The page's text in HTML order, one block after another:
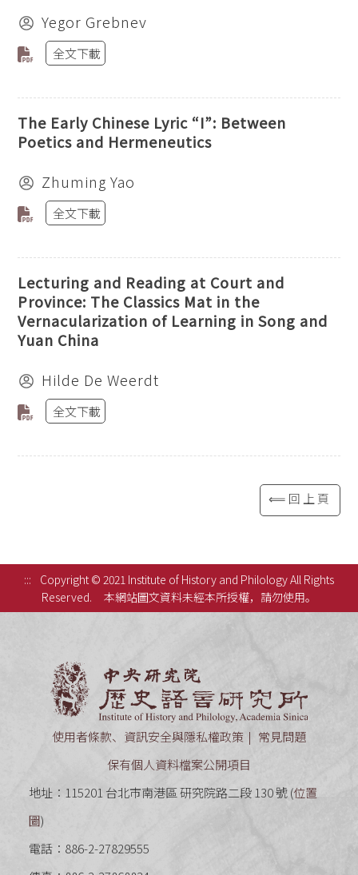
Yegor Grebnev
全文下載
The Early Chinese Lyric “I”: Between
Poetics and Hermeneutics
Zhuming Yao
全文下載
Lecturing and Reading at Court and
Province: The Classics Mat in the
Vernacularization of Learning in Song and
Yuan China
Hilde De Weerdt
全文下載
⟸回上頁
:::
Copyright © 2021 Institute of History and Philology All Rights
Reserved.
本網站圖文資料未經本所授權，請勿使用。
使用者條款、資訊安全與隱私權政策
常見問題
保有個人資料檔案公開項目
地址：115201 台北市南港區 研究院路二段 130 號 (位置
圖)
電話：886-2-27829555